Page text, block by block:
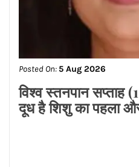
5 Aug 2026
ਫੂਡ ਸੇਫਟੀ ਵਿੰਗ ਵੱਲੋਂ
ਕ੍ਰੀਮ, ਘਿਓ, ਦਹੀ ਤੇ